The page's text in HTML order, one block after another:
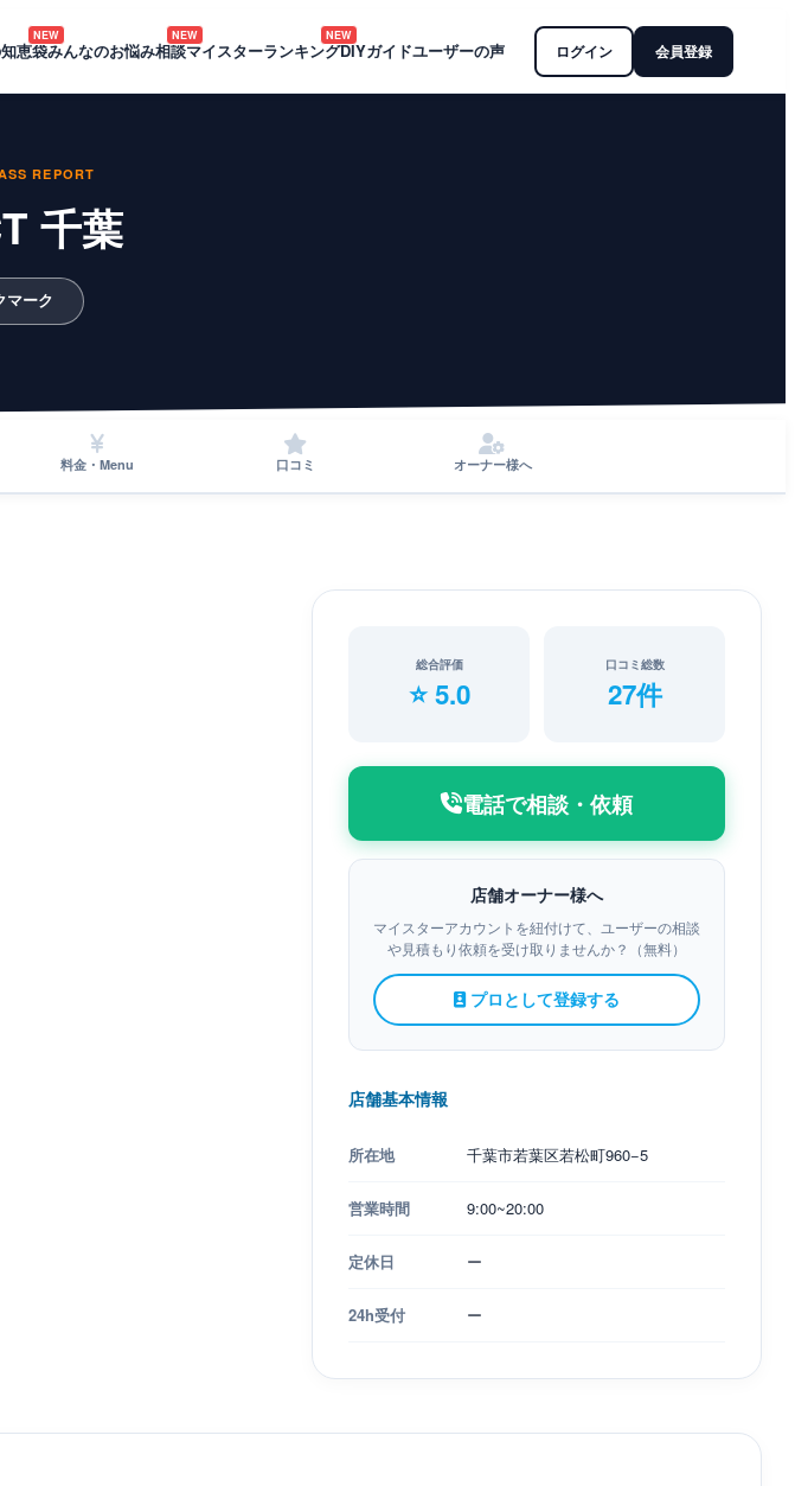
恵袋
NEW
みんなのお悩み相談
NEW
マイスターランキング
NEW
DIYガイドユーザーの声 ログイン 会員登録
REPORT
千葉
マーク
料金・Menu 口コミ オーナー様へ
総合評価
⭐ 5.0
口コミ総数
27件
電話で相談・依頼
店舗オーナー様へ
マイスターアカウントを紐付けて、ユーザーの相談
や見積もり依頼を受け取りませんか？（無料）
プロとして登録する
店舗基本情報
所在地 千葉市若葉区若松町960−5
営業時間 9:00~20:00
定休日 ー
24h受付 ー